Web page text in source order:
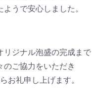
ようで安心しました。
リジナル泡盛の完成まで
のご協力をいただき
お礼申し上げます。